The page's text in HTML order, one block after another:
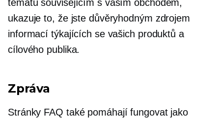
tématu souvisejícím s vaším obchodem,
ukazuje to, že jste důvěryhodným zdrojem
informací týkajících se vašich produktů a
cílového publika.
Zpráva
Stránky FAQ také pomáhají fungovat jako